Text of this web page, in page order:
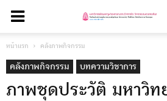
หน้าแรก คลังภาพกิจกรรม
คลังภาพกิจกรรม บทความวิชาการ
ภาพชุดประวัติ มหาวิท